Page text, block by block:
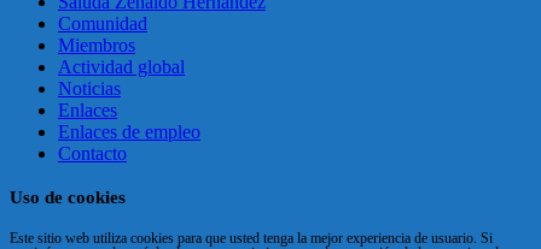
Comunidad
Miembros
Actividad global
Noticias
Enlaces
Enlaces de empleo
Contacto
Uso de cookies
Este sitio web utiliza cookies para que usted tenga la mejor experiencia de usuario. Si